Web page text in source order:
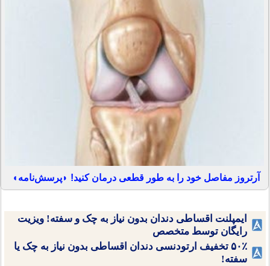
آرتروز مفاصل خود را به طور قطعی درمان کنید! ◗پرسش‌نامه◖
ایمپلنت اقساطی دندان بدون نیاز به چک و سفته! ویزیت
رایگان توسط متخصص
۵۰٪ تخفیف ارتودنسی دندان اقساطی بدون نیاز به چک یا
سفته!